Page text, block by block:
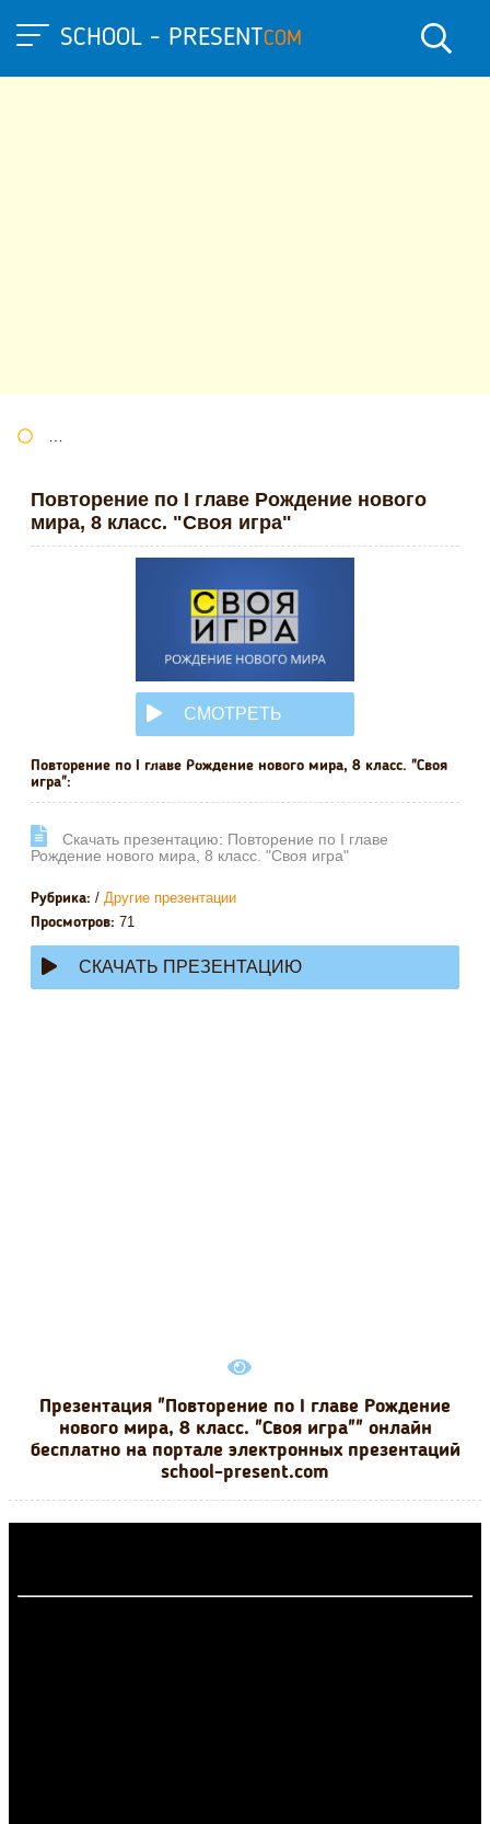
SCHOOL - PRESENTCOM
Повторение по I главе Рождение нового
мира, 8 класс. "Своя игра"
СМОТРЕТЬ
ОНЛАЙН
Повторение по I главе Рождение нового мира, 8 класс. "Своя
игра":
Cкачать презентацию: Повторение по I главе
Рождение нового мира, 8 класс. "Своя игра"
Рубрика: / Другие презентации
Просмотров: 71
СКАЧАТЬ ПРЕЗЕНТАЦИЮ
Презентация "Повторение по I главе Рождение
нового мира, 8 класс. "Своя игра"" онлайн
бесплатно на портале электронных презентаций
school-present.com